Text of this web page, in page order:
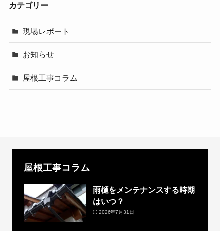
カテゴリー
現場レポート
お知らせ
屋根工事コラム
屋根工事コラム
雨樋をメンテナンスする時期
はいつ？
2026年7月31日